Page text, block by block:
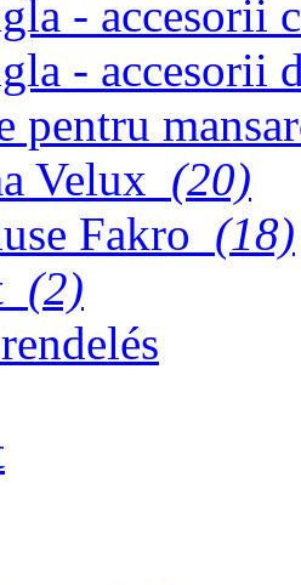
- accesorii
- accesorii
pentru
Velux (20)
Fakro (18)
(2)